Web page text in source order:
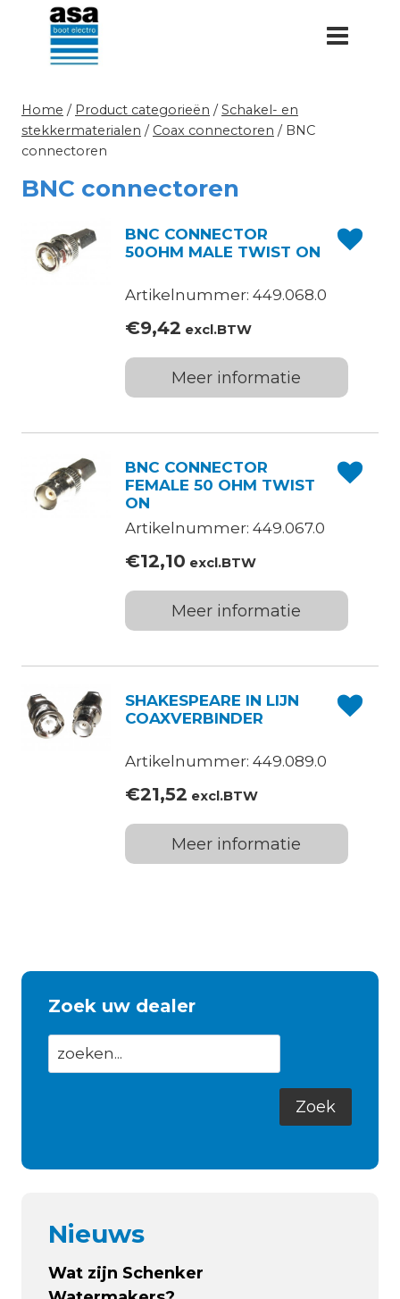
Doorgaan
inhoud
Home / Product categorieën / Schakel- en
stekkermaterialen / Coax connectoren / BNC
connectoren
BNC connectoren
BNC CONNECTOR
50OHM MALE TWIST ON
Artikelnummer: 449.068.0
€9,42 excl.BTW
Meer informatie
BNC CONNECTOR
FEMALE 50 OHM TWIST
ON
Artikelnummer: 449.067.0
€12,10 excl.BTW
Meer informatie
SHAKESPEARE IN LIJN
COAXVERBINDER
Artikelnummer: 449.089.0
€21,52 excl.BTW
Meer informatie
Zoek uw dealer
Nieuws
Wat zijn Schenker